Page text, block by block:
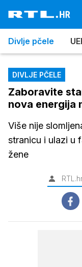
Divlje pčele
DIVLJE PČELE
Zaboravite
nova energija
Više nije
stranicu i ulazi u
žene